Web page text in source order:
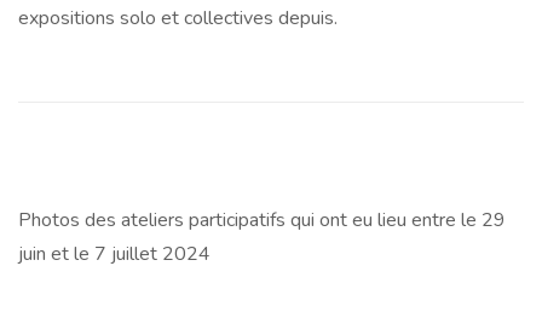
expositions solo et collectives depuis.
Photos des ateliers participatifs qui ont eu lieu entre le 29
juin et le 7 juillet 2024